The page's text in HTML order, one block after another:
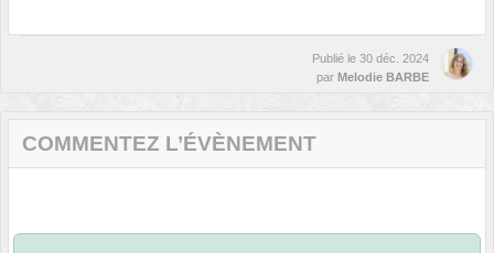
Publié le 30 déc. 2024
par Melodie BARBE
COMMENTEZ L’ÉVÈNEMENT